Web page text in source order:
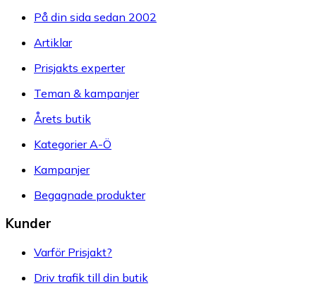
På din sida sedan 2002
Artiklar
Prisjakts experter
Teman & kampanjer
Årets butik
Kategorier A-Ö
Kampanjer
Begagnade produkter
Kunder
Varför Prisjakt?
Driv trafik till din butik